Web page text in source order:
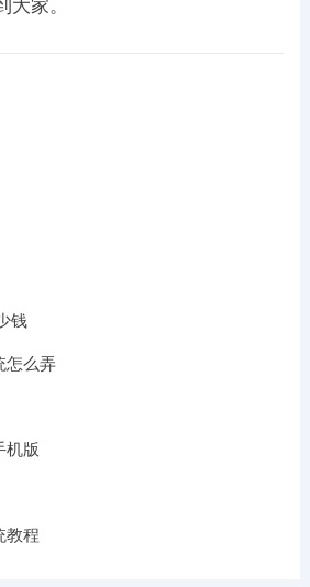
家。
钱
怎么弄
机版
教程